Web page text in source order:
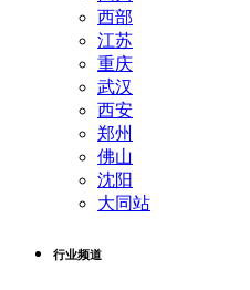
西部
江苏
重庆
武汉
西安
郑州
佛山
沈阳
大同站
行业频道